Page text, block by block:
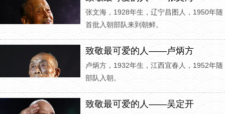
张文海，1928年生，辽宁昌图人，1950年随
首批入朝部队来到朝鲜。
致敬最可爱的人——卢炳方
卢炳方，1932年生，江西宜春人，1952年随
部队入朝。
致敬最可爱的人——吴定开